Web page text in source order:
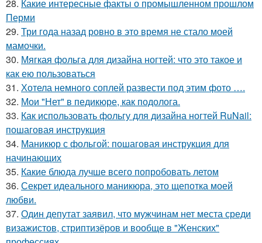
28. Какие интересные факты о промышленном прошлом
Перми
29. Три года назад ровно в это время не стало моей
мамочки.
30. Мягкая фольга для дизайна ногтей: что это такое и
как ею пользоваться
31. Хотела немного соплей развести под этим фото ….
32. Мои "Нет" в педикюре, как подолога.
33. Как использовать фольгу для дизайна ногтей RuNail:
пошаговая инструкция
34. Маникюр с фольгой: пошаговая инструкция для
начинающих
35. Какие блюда лучше всего попробовать летом
36. Секрет идеального маникюра, это щепотка моей
любви.
37. Один депутат заявил, что мужчинам нет места среди
визажистов, стриптизёров и вообще в "Женских"